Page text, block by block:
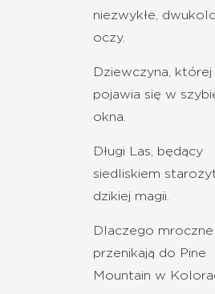
niezwykłe,
oczy.
Dziewczyna, której
pojawia się w
okna.
Długi Las, będący
siedliskiem
dzikiej magii.
Dlaczego mroczne
przenikają do Pine
Mountain w